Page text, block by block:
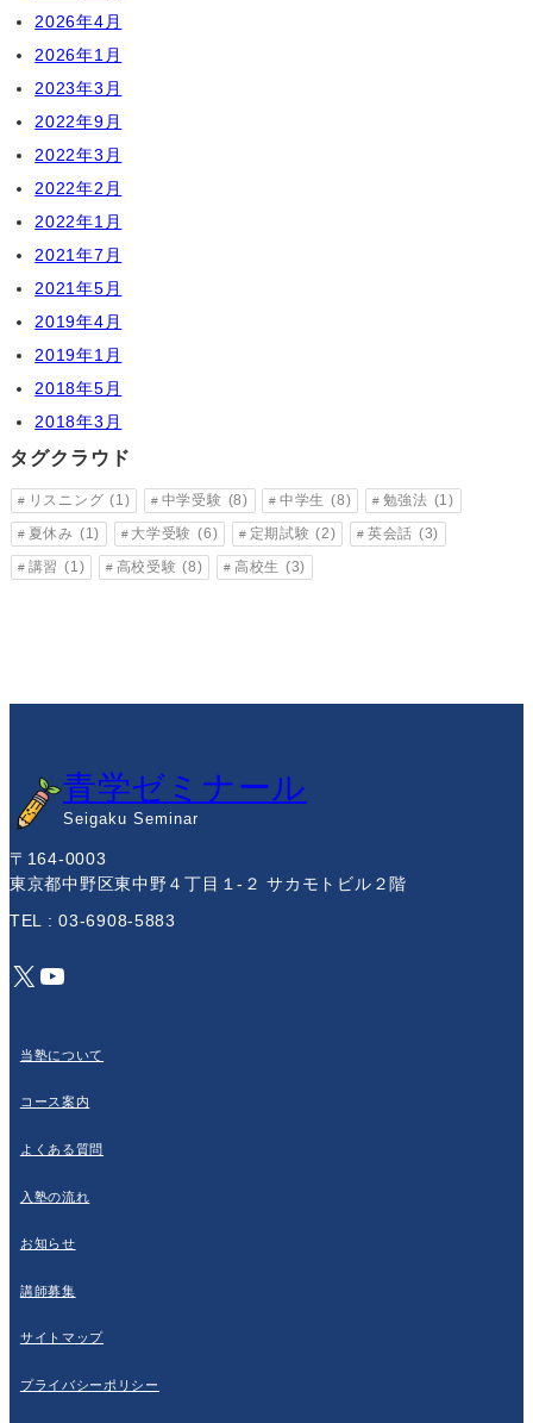
2026年4月
2026年1月
2023年3月
2022年9月
2022年3月
2022年2月
2022年1月
2021年7月
2021年5月
2019年4月
2019年1月
2018年5月
2018年3月
タグクラウド
リスニング (1) 中学受験 (8) 中学生 (8) 勉強法 (1)
夏休み (1) 大学受験 (6) 定期試験 (2) 英会話 (3)
講習 (1) 高校受験 (8) 高校生 (3)
青学ゼミナール
Seigaku Seminar
〒164-0003
東京都中野区東中野４丁目１-２ サカモトビル２階
TEL : 03-6908-5883
X YouTube
当塾について
コース案内
よくある質問
入塾の流れ
お知らせ
講師募集
サイトマップ
プライバシーポリシー